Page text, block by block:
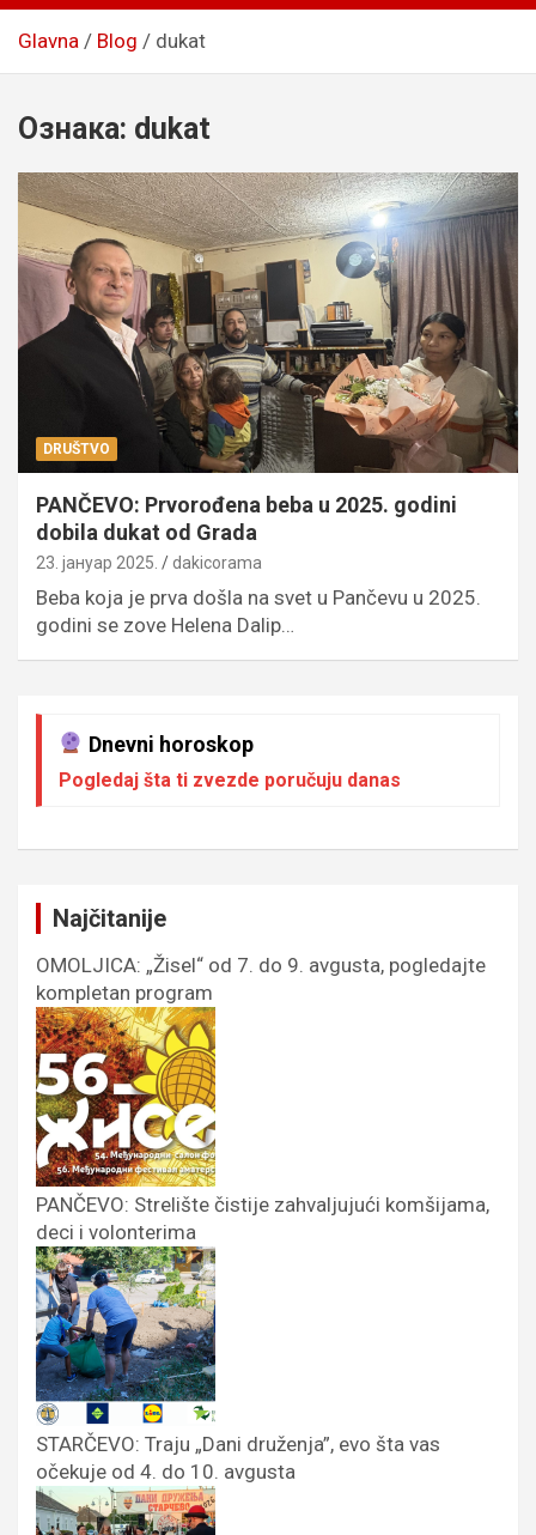
Glavna Blog dukat
Ознака: dukat
DRUŠTVO
PANČEVO: Prvorođena beba u 2025. godini
dobila dukat od Grada
23. јануар 2025. dakicorama
Beba koja je prva došla na svet u Pančevu u 2025.
godini se zove Helena Dalip…
Dnevni horoskop
Pogledaj šta ti zvezde poručuju danas
Najčitanije
OMOLJICA: „Žisel“ od 7. do 9. avgusta, pogledajte
kompletan program
PANČEVO: Strelište čistije zahvaljujući komšijama,
deci i volonterima
STARČEVO: Traju „Dani druženja”, evo šta vas
očekuje od 4. do 10. avgusta